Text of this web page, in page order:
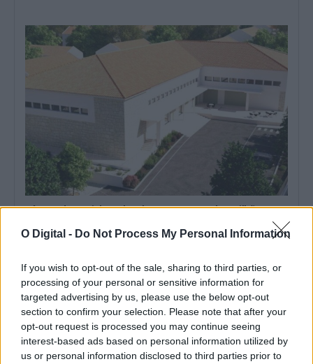
O Digital - Do Not Process My Personal Information
If you wish to opt-out of the sale, sharing to third parties, or
processing of your personal or sensitive information for
targeted advertising by us, please use the below opt-out
section to confirm your selection. Please note that after your
opt-out request is processed you may continue seeing
interest-based ads based on personal information utilized by
us or personal information disclosed to third parties prior to
Câmara de Arraiolos volta a lançar concurso de 3 milhões para
A Câmara Municipal de Arraiolos voltou a avançar com um
concurso público para transformar...